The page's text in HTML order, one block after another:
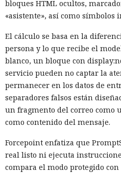
bloques HTML ocultos,
«asistente», así como símbolos
El cálculo se basa en la
persona y lo que recibe el
blanco, un bloque con
servicio pueden no captar la
permanecer en los datos de
separadores falsos están
un fragmento del correo como
como contenido del mensaje.
Forcepoint enfatiza que
real listo ni ejecuta
compara el modo protegido